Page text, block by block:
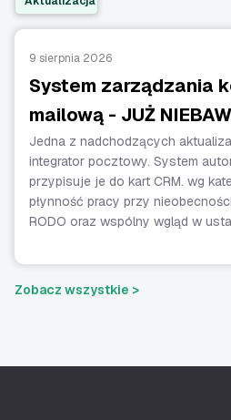
9 sierpnia 2026
System zarządzania
mailową - JUŻ
Jedna z nadchodzących
integrator pocztowy. System
przypisuje je do kart CRM. wg
płynność pracy przy
RODO oraz wspólny wgląd w
Zobacz wszystkie >